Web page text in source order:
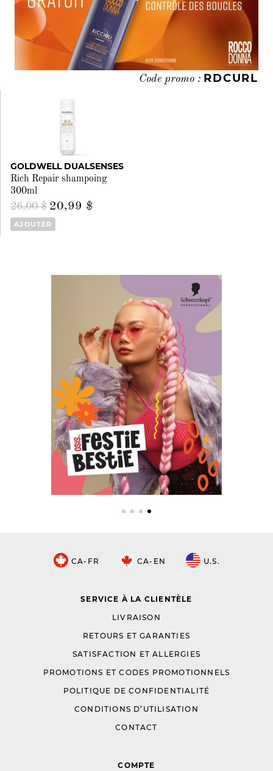
GOLDWELL DUALSENSES
Rich Repair shampoing
300ml
26,00 $ 20,99 $
AJOUTER
Code promo : RDCURL
CA-FR CA-EN U.S.
SERVICE À LA CLIENTÈLE
LIVRAISON
RETOURS ET GARANTIES
SATISFACTION ET ALLERGIES
PROMOTIONS ET CODES PROMOTIONNELS
POLITIQUE DE CONFIDENTIALITÉ
CONDITIONS D’UTILISATION
CONTACT
COMPTE